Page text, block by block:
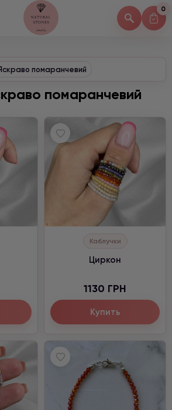
0
помаранчевий
помаранчевий
Каблучки
Циркон
1130 ГРН
Купить